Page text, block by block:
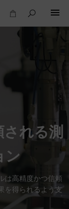
れる測
ン
は高精度かつ信頼
を得られるよう支